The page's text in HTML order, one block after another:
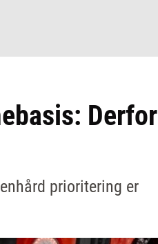
Derfor
prioritering er